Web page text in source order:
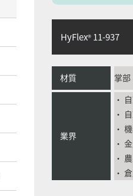
HyFlex® 11-937
材質 掌
業界
・
・
・
・
・
・